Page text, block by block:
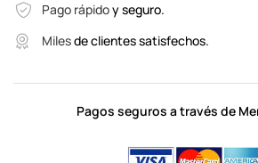
Pago rápidoy seguro.
Milesde clientes satisfechos.
Pagos seguros a través de